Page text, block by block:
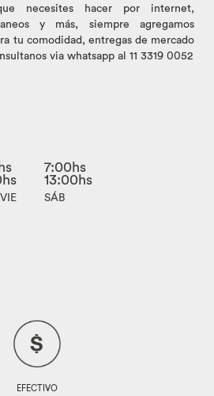
necesites hacer por internet,
y más, siempre agregamos
tu comodidad, entregas de mercado
via whatsapp al 11 3319 0052
7:00hs
13:00hs
SÁB
EFECTIVO